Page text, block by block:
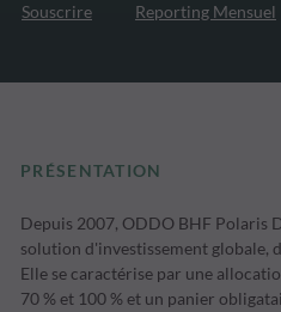
Souscrire Reporting Mensuel
PRÉSENTATION
Depuis 2007, ODDO BHF Polaris
solution d'investissement globale,
Elle se caractérise par une
70 % et 100 % et un panier